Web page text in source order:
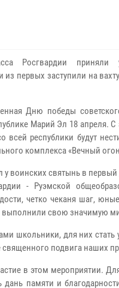
Росгвардии приняли
первых заступили на
Дню победы
Марий Эл 18 апреля. С
республики будут
комплекса «Вечный
у воинских святынь в
- Руэмской
четко чеканя шаг,
выполнили свою значимую
школьники, для них стать
священного подвига наших
в этом мероприятии.
дань памяти и